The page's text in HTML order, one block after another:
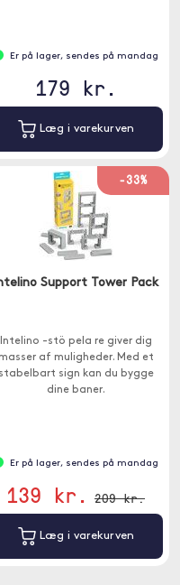
Er på lager, sendes på mandag
179 kr.
Læg i varekurven
-33%
Support Tower Pack
Intelino -stö pela re giver dig
af muligheder. Med et
stabelbart sign kan du bygge
dine baner.
Er på lager, sendes på mandag
139 kr. 209 kr.
Læg i varekurven